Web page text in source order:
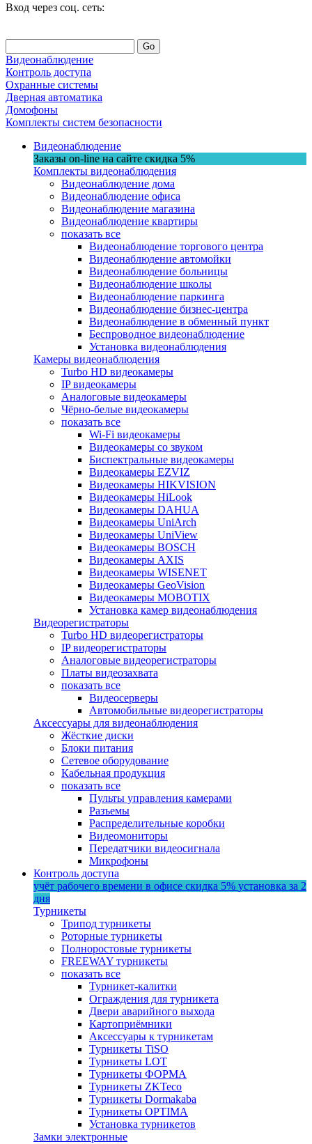
Вход через соц. сеть:
Go
Видеонаблюдение
Контроль доступа
Охранные системы
Дверная автоматика
Домофоны
Комплекты систем безопасности
Видеонаблюдение
Заказы on-line на сaйте скидка 5%
Комплекты видеонаблюдения
Видеонаблюдение дома
Видеонаблюдение офиса
Видеонаблюдение магазина
Видеонаблюдение квартиры
показать все
Видеонаблюдение торгового центра
Видеонаблюдение автомойки
Видеонаблюдение больницы
Видеонаблюдение школы
Видеонаблюдение паркинга
Видеонаблюдение бизнес-центра
Видеонаблюдение в обменный пункт
Беспроводное видеонаблюдение
Установка видеонаблюдения
Камеры видеонаблюдения
Turbo HD видеокамеры
IP видеокамеры
Аналоговые видеокамеры
Чёрно-белые видеокамеры
показать все
Wi-Fi видеокамеры
Видеокамеры со звуком
Биспектральные видеокамеры
Видеокамеры EZVIZ
Видеокамеры HIKVISION
Видеокамеры HiLook
Видеокамеры DAHUA
Видеокамеры UniArch
Видеокамеры UniView
Видеокамеры BOSCH
Видеокамеры AXIS
Видеокамеры WISENET
Видеокамеры GeoVision
Видеокамеры MOBOTIX
Установка камер видеонаблюдения
Видеорегистраторы
Turbo HD видеорегистраторы
IP видеорегистраторы
Аналоговые видеорегистраторы
Платы видеозахвата
показать все
Видеосерверы
Автомобильные видеорегистраторы
Аксессуары для видеонаблюдения
Жёсткие диски
Блоки питания
Сетевое оборудование
Кабельная продукция
показать все
Пульты управления камерами
Разъемы
Распределительные коробки
Видеомониторы
Передатчики видеосигнала
Микрофоны
Контроль доступа
учёт рабочего времени в офисе скидка 5% установка за 2
дня
Турникеты
Трипод турникеты
Роторные турникеты
Полноростовые турникеты
FREEWAY турникеты
показать все
Турникет-калитки
Ограждения для турникета
Двери аварийного выхода
Картоприёмники
Аксессуары к турникетам
Турникеты TiSO
Турникеты LOT
Турникеты ФОРМА
Турникеты ZKTeco
Турникеты Dormakaba
Турникеты OPTIMA
Установка турникетов
Замки электронные